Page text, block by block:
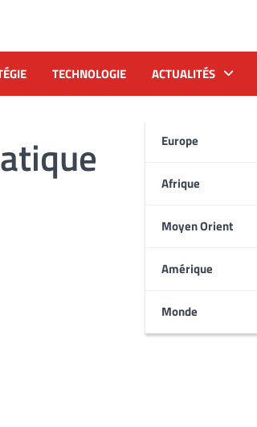
TECHNOLOGIE ACTUALITÉS
Europe
Afrique
Moyen Orient
Amérique
Monde